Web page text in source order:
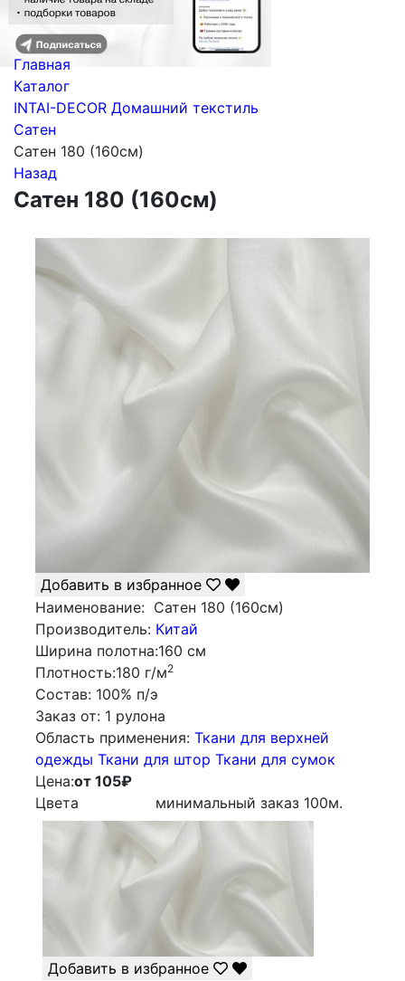
Главная
Каталог
INTAI-DECOR Домашний текстиль
Сатен
Сатен 180 (160см)
Назад
Сатен 180 (160см)
Добавить в избранное
Наименование: Сатен 180 (160см)
Производитель: Китай
Ширина полотна:160 см
Плотность:180 г/м2
Состав: 100% п/э
Заказ от: 1 рулона
Облаcть применения: Ткани для верхней
одежды Ткани для штор Ткани для сумок
Цена:от 105₽
Цвета
минимальный заказ 100м.
Добавить в избранное